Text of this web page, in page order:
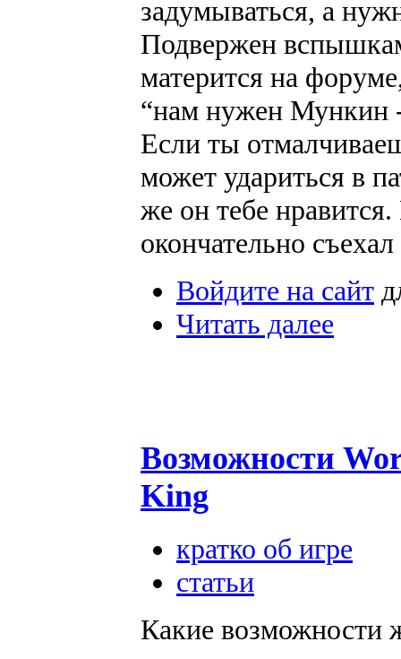
задумываться, а
Подвержен
матерится на
“нам нужен Мункин
Если ты
может удариться в
же он тебе
окончательно
Войдите на сайт
Читать далее
Возможности
King
кратко об игре
статьи
Какие возможности